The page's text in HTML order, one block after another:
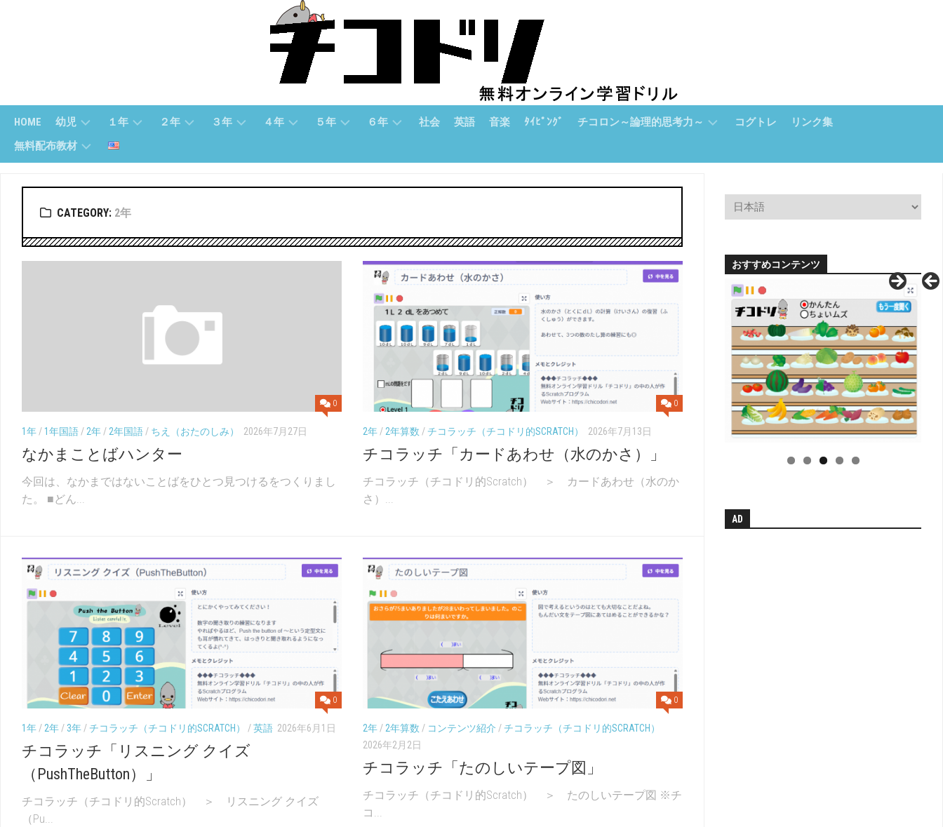
HOME 幼児
幼
(す
じ）
幼
児
１年
１
ん
ん
う）
２年
２
「さ
２
年
３年
３
「算
年
「国
４年
４
「算
年
「国
５年
５
「算
年
「国
６年
６
「算
年
「国
語」
６
年
「社
会」
年
「理
社会 英語 音楽 ﾀｲﾋﾟﾝｸﾞ チコロン～論理的思考力～
チ
ロ
理
的
思
考
UP
ル
チ
コ
ッ
コ
コグトレ
リンク集
無料配布教材
無
教
別
元
系
図
中
学
校
図
CATEGORY: 2年
0
1年 / 1年国語 / 2年 / 2年国語 / ちえ（おたのしみ） 2026年7月27日
なかまことばハンター
今回は、なかまではないことばをひとつ見つけるをつくりまし
た。 ■どん...
0
2年 / 2年算数 /チコラッチ（チコドリ的SCRATCH） 2026年7月13日
チコラッチ「カードあわせ（水のかさ）」
チコラッチ（チコドリ的Scratch） ＞ カードあわせ（水のか
さ）...
0
1年 / 2年 / 3年 /チコラッチ（チコドリ的SCRATCH） /英語 2026年6月1日
チコラッチ「リスニング クイズ
（PushTheButton）」
チコラッチ（チコドリ的Scratch） ＞ リスニング クイズ
（Pu...
0
2年 / 2年算数 / コンテンツ紹介 /チコラッチ（チコドリ的SCRATCH）
2026年2月2日
チコラッチ「たのしいテープ図」
チコラッチ（チコドリ的Scratch） ＞ たのしいテープ図 ※チ
コ...
おすすめコンテンツ
AD